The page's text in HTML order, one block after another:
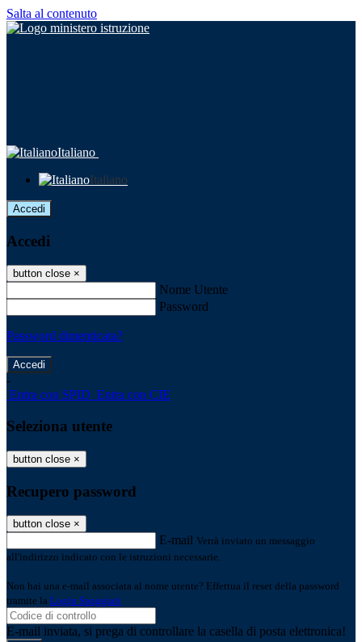
Salta al contenuto
Italiano
Italiano
Accedi
Accedi
button close ×
Nome Utente
Password
Password dimenticata?
-
Entra con SPID Entra con CIE
Seleziona utente
button close ×
Recupero password
button close ×
E-mail Verrà inviato un messaggio
all'indirizzo indicato con le istruzioni necessarie.
Non hai una e-mail associata al nome utente? Effettua il reset della password
tramite la Login Spaggiari
E-mail inviata, si prega di controllare la casella di posta elettronica!